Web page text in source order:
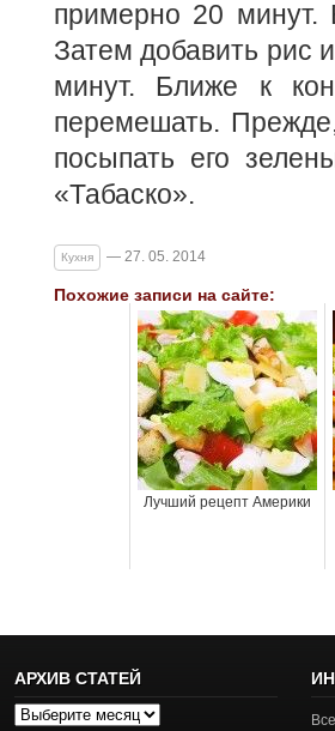
примерно 20 минут.
Затем добавить рис
минут. Ближе к
перемешать.
посыпать его
«Табаско».
Кухня — 27. 05. 2014
Похожие записи на сайте:
Лучший рецепт Америки
АРХИВ СТАТЕЙ
Архив